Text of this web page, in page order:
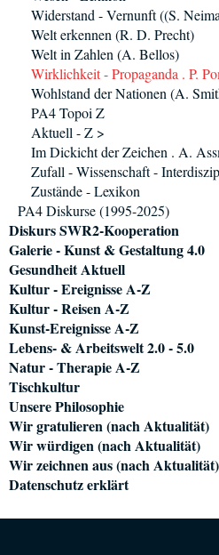
Widerstand - Vernunft ((S.
Welt erkennen (R. D. Precht)
Welt in Zahlen (A. Bellos)
Wirklichkeit - Propaganda . P.
Wohlstand der Nationen (A.
PA4 Topoi Z
Aktuell - Z >
Im Dickicht der Zeichen . A.
Zufall - Wissenschaft -
Zustände - Lexikon
PA4 Diskurse (1995-2025)
Diskurs SWR2-Kooperation
Galerie - Kunst & Gestaltung 4.0
Gesundheit Aktuell
Kultur - Ereignisse A-Z
Kultur - Reisen A-Z
Kunst-Ereignisse A-Z
Lebens- & Arbeitswelt 2.0 - 5.0
Natur - Therapie A-Z
Tischkultur
Unsere Philosophie
Wir gratulieren (nach Aktualität)
Wir würdigen (nach Aktualität)
Wir zeichnen aus (nach Aktualität)
Datenschutz erklärt